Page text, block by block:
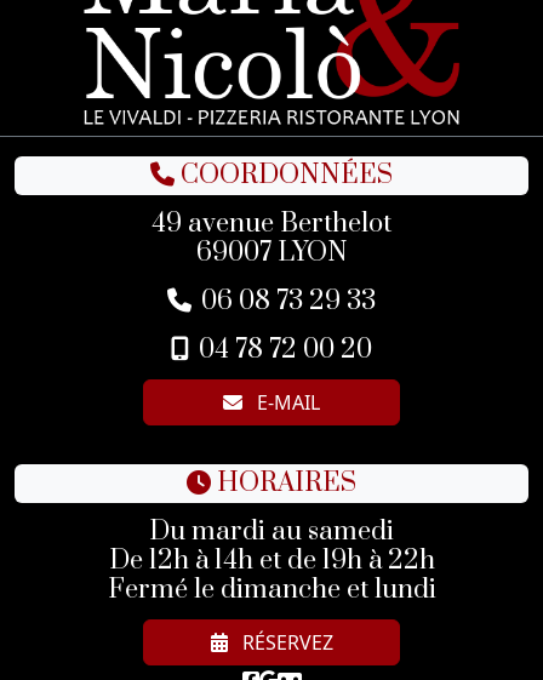
COORDONNÉES
49 avenue Berthelot
69007 LYON
06 08 73 29 33
04 78 72 00 20
E-MAIL
HORAIRES
Du mardi au samedi
De 12h à 14h et de 19h à 22h
Fermé le dimanche et lundi
RÉSERVEZ